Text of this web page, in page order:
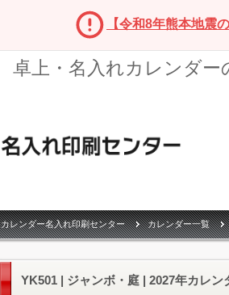
【令和8年熊本地震
卓上・名入れカレンダ
カレンダー名入れ印刷センター カレンダー一覧
YK501 | ジャンボ・庭 | 2027年カレン